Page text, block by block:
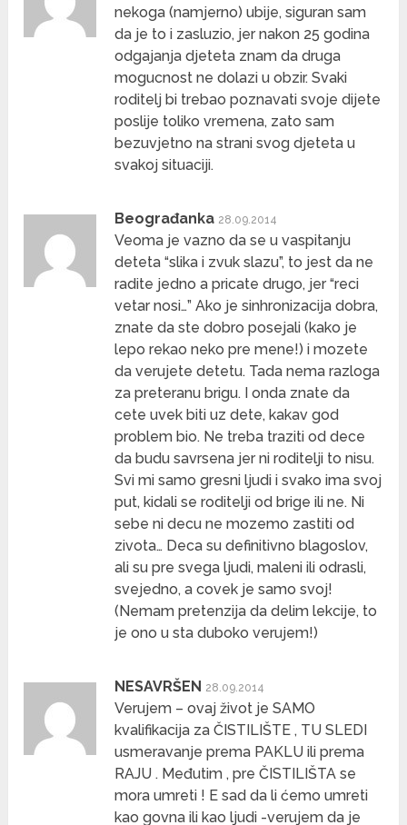
nekoga (namjerno) ubije, siguran sam
da je to i zasluzio, jer nakon 25 godina
odgajanja djeteta znam da druga
mogucnost ne dolazi u obzir. Svaki
roditelj bi trebao poznavati svoje dijete
poslije toliko vremena, zato sam
bezuvjetno na strani svog djeteta u
svakoj situaciji.
Beograđanka 28.09.2014
Veoma je vazno da se u vaspitanju
deteta “slika i zvuk slazu”, to jest da ne
radite jedno a pricate drugo, jer “reci
vetar nosi…” Ako je sinhronizacija dobra,
znate da ste dobro posejali (kako je
lepo rekao neko pre mene!) i mozete
da verujete detetu. Tada nema razloga
za preteranu brigu. I onda znate da
cete uvek biti uz dete, kakav god
problem bio. Ne treba traziti od dece
da budu savrsena jer ni roditelji to nisu.
Svi mi samo gresni ljudi i svako ima svoj
put, kidali se roditelji od brige ili ne. Ni
sebe ni decu ne mozemo zastiti od
zivota… Deca su definitivno blagoslov,
ali su pre svega ljudi, maleni ili odrasli,
svejedno, a covek je samo svoj!
(Nemam pretenzija da delim lekcije, to
je ono u sta duboko verujem!)
NESAVRŠEN 28.09.2014
Verujem – ovaj život je SAMO
kvalifikacija za ČISTILIŠTE , TU SLEDI
usmeravanje prema PAKLU ili prema
RAJU . Međutim , pre ČISTILIŠTA se
mora umreti ! E sad da li ćemo umreti
kao govna ili kao ljudi -verujem da je